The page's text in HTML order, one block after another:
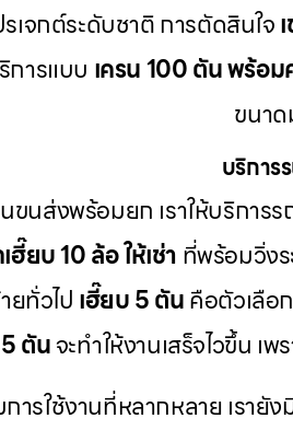
เจกต์ระดับชาติ การตัดสินใจ
การแบบ เครน 100 ตัน พร้อ
ขนา
บริการ
ขนส่งพร้อมยก เราให้บริกา
ฮี๊ยบ 10 ล้อ ให้เช่า ที่พร้อมวิ่ง
ยทั่วไป เฮี๊ยบ 5 ตันคือตัวเลือ
5 ตันจะทำให้งานเสร็จไวขึ้น เพ
ารใช้งานที่หลากหลาย เรายั